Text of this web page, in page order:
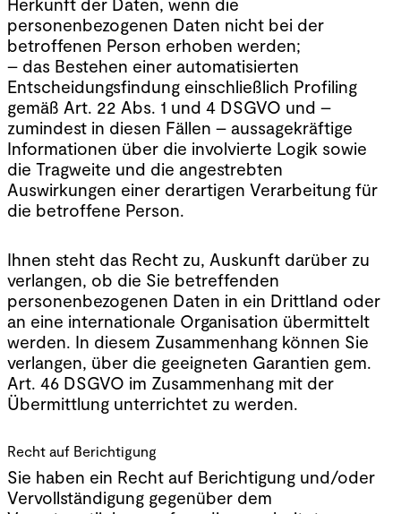
personenbezogenen Daten nicht bei der
betroffenen Person erhoben werden;
– das Bestehen einer automatisierten
Entscheidungsfindung einschließlich Profiling
gemäß Art. 22 Abs. 1 und 4 DSGVO und –
zumindest in diesen Fällen – aussagekräftige
Informationen über die involvierte Logik sowie
die Tragweite und die angestrebten
Auswirkungen einer derartigen Verarbeitung für
die betroffene Person.
Ihnen steht das Recht zu, Auskunft darüber zu
verlangen, ob die Sie betreffenden
personenbezogenen Daten in ein Drittland oder
an eine internationale Organisation übermittelt
werden. In diesem Zusammenhang können Sie
verlangen, über die geeigneten Garantien gem.
Art. 46 DSGVO im Zusammenhang mit der
Übermittlung unterrichtet zu werden.
Recht auf Berichtigung
Sie haben ein Recht auf Berichtigung und/oder
Vervollständigung gegenüber dem